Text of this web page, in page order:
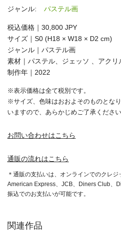
ジャンル: パステル画
税込価格｜30,800 JPY
サイズ｜S0 (H18 × W18 × D2 cm)
ジャンル｜パステル画
素材｜パステル、ジェッソ 、アク
制作年｜2022
※表示価格は全て税別です。
※サイズ、色味はおおよそのものとな
いますので、あらかじめご了承ください
お問い合わせはこちら
通販の流れはこちら
＊通販の支払いは、オンラインでのクレジ
American Express、JCB、Diners Club、
振込でのお支払いが可能です。
関連作品